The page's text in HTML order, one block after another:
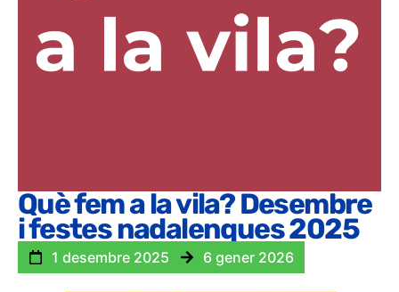
Què fem a la vila? Desembre
i festes nadalenques 2025
1 desembre 2025 6 gener 2026